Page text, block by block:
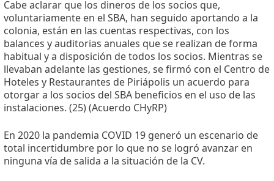
Cabe aclarar que los dineros de los socios que,
voluntariamente en el SBA, han seguido aportando a la
colonia, están en las cuentas respectivas, con los
balances y auditorias anuales que se realizan de forma
habitual y a disposición de todos los socios. Mientras se
llevaban adelante las gestiones, se firmó con el Centro de
Hoteles y Restaurantes de Piriápolis un acuerdo para
otorgar a los socios del SBA beneficios en el uso de las
instalaciones. (25) (Acuerdo CHyRP)
En 2020 la pandemia COVID 19 generó un escenario de
total incertidumbre por lo que no se logró avanzar en
ninguna vía de salida a la situación de la CV.